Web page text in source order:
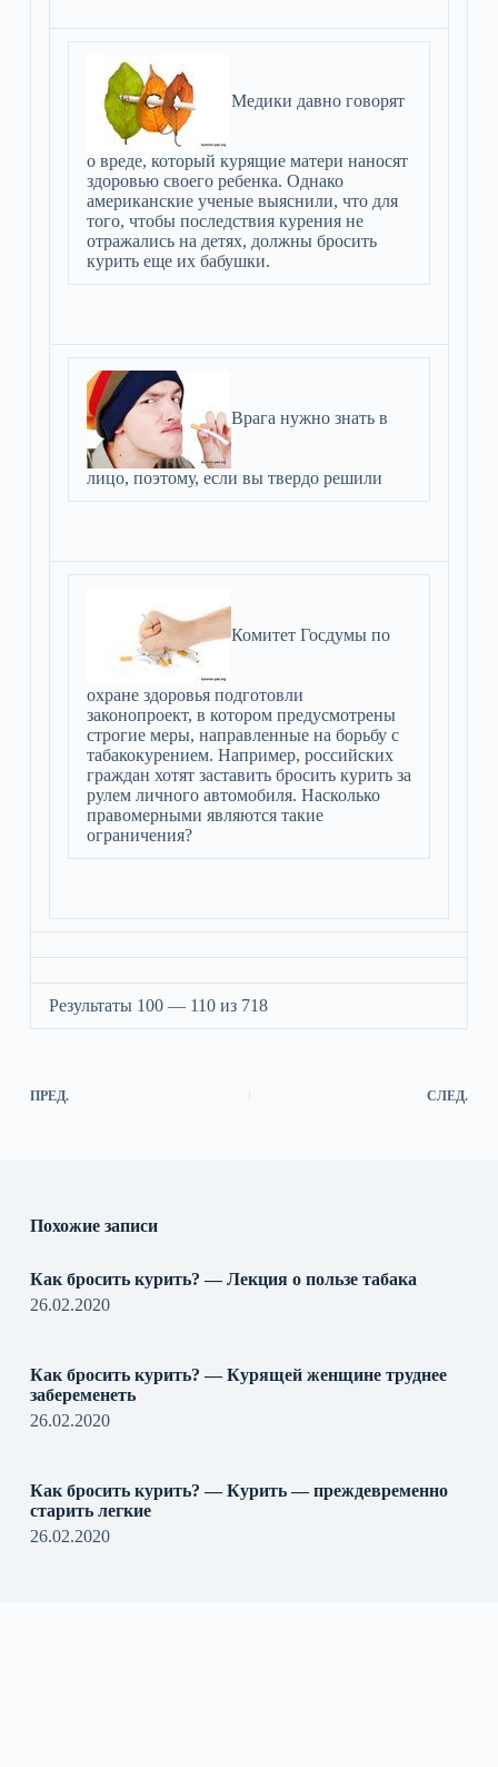
Медики давно говорят
о вреде, который курящие матери наносят
здоровью своего ребенка. Однако
американские ученые выяснили, что для
того, чтобы последствия курения не
отражались на детях, должны бросить
курить еще их бабушки.
Врага нужно знать в
лицо, поэтому, если вы твердо решили
Комитет Госдумы по
охране здоровья подготовли
законопроект, в котором предусмотрены
строгие меры, направленные на борьбу с
табакокурением. Например, российских
граждан хотят заставить бросить курить за
рулем личного автомобиля. Насколько
правомерными являются такие
ограничения?
Результаты 100 — 110 из 718
ПРЕД. СЛЕД.
Похожие записи
Как бросить курить? — Лекция о пользе табака
26.02.2020
Как бросить курить? — Курящей женщине труднее
забеременеть
26.02.2020
Как бросить курить? — Курить — преждевременно
старить легкие
26.02.2020